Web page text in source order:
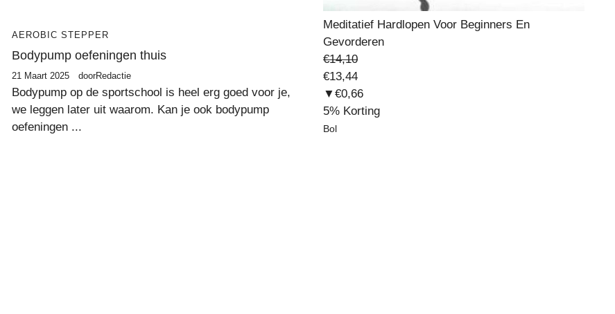
AEROBIC STEPPER
Bodypump oefeningen thuis
21 Maart 2025 doorRedactie
Bodypump op de sportschool is heel erg goed voor je,
we leggen later uit waarom. Kan je ook bodypump
oefeningen ...
Meditatief Hardlopen Voor Beginners En
Gevorderen
€14,10
€13,44
▼€0,66
5% Korting
Bol